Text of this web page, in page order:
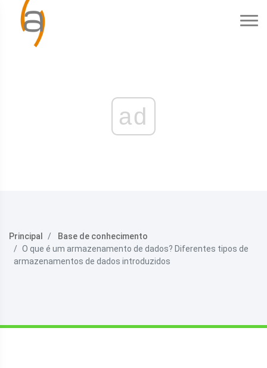
ad
Principal
Base de conhecimento
O que é um armazenamento de dados? Diferentes tipos de
armazenamentos de dados introduzidos